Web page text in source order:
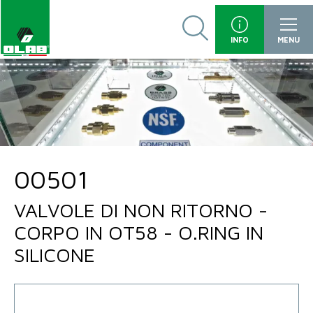
INFO MENU
00501
VALVOLE DI NON RITORNO -
CORPO IN OT58 - O.RING IN
SILICONE